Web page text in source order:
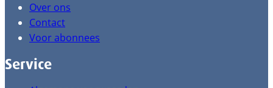
Over ons
Contact
Voor abonnees
Service